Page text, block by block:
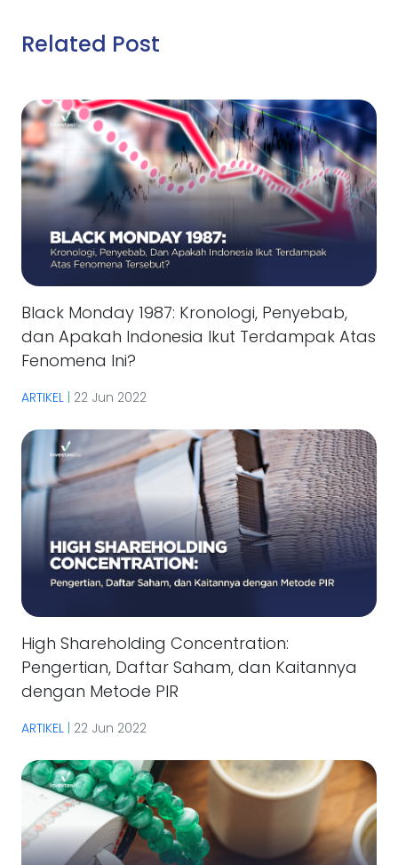
Related Post
Black Monday 1987: Kronologi, Penyebab,
dan Apakah Indonesia Ikut Terdampak Atas
Fenomena Ini?
ARTIKEL 22 Jun 2022
High Shareholding Concentration:
Pengertian, Daftar Saham, dan Kaitannya
dengan Metode PIR
ARTIKEL | 22 Jun 2022